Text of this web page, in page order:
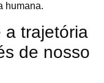
humana.
a trajetória
de nosso